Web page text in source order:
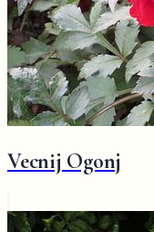
Vecnij Ogonj